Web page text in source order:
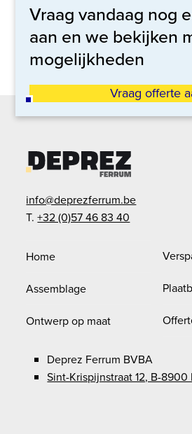
the
first
Vraag vandaag nog
aan en we bekijken
mogelijkheden
Vraag offerte
info@deprezferrum.be
T.+32 (0)57 46 83 40
Home
Assemblage
Ontwerp op maat
Deprez Ferrum BVBA
Sint-Krispijnstraat 12, B-8900